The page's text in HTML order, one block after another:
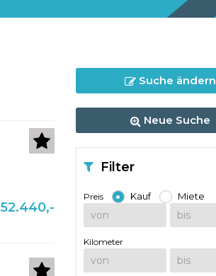
Suche ändern
Neue Suche
Filter
Preis Kauf Miete
Kilometer